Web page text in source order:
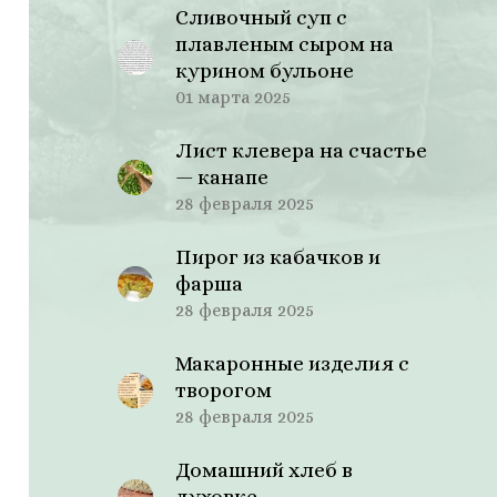
Сливочный суп с
плавленым сыром на
курином бульоне
01 марта 2025
Лист клевера на счастье
— канапе
28 февраля 2025
Пирог из кабачков и
фарша
28 февраля 2025
Макаронные изделия с
творогом
28 февраля 2025
Домашний хлеб в